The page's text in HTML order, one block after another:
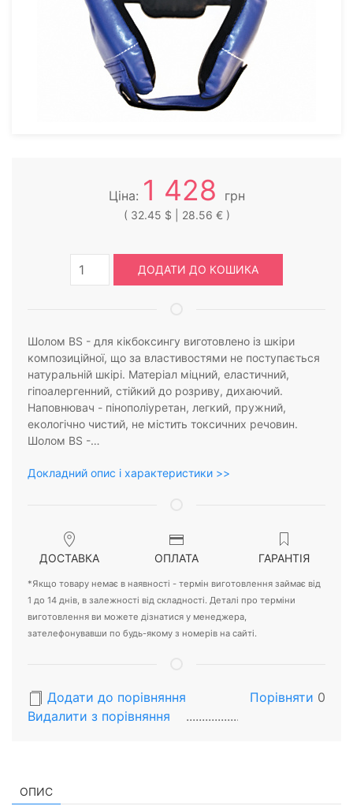
Ціна: 1 428 грн
( 32.45 $ | 28.56 € )
ДОДАТИ ДО КОШИКА
Шолом BS - для кікбоксингу виготовлено із шкіри
композиційної, що за властивостями не поступається
натуральній шкірі. Матеріал міцний, еластичний,
гіпоалергенний, стійкий до розриву, дихаючий.
Наповнювач - пінополіуретан, легкий, пружний,
екологічно чистий, не містить токсичних речовин.
Шолом BS -…
Докладний опис і характеристики >>
ДОСТАВКА ОПЛАТА ГАРАНТІЯ
*Якщо товару немає в наявності - термін виготовлення займає від
1 до 14 днів, в залежності від складності. Деталі про терміни
виготовлення ви можете дізнатися у менеджера,
зателефонувавши по будь-якому з номерів на сайті.
Додати до порівняння
Видалити з порiвняння
Порівняти 0
ОПИС